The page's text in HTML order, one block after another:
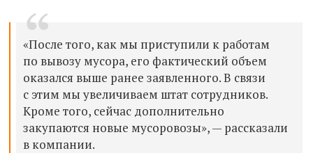
«После того, как мы приступили к работам
по вывозу мусора, его фактический объем
оказался выше ранее заявленного. В связи
с этим мы увеличиваем штат сотрудников.
Кроме того, сейчас дополнительно
закупаются новые мусоровозы», — рассказали
в компании.